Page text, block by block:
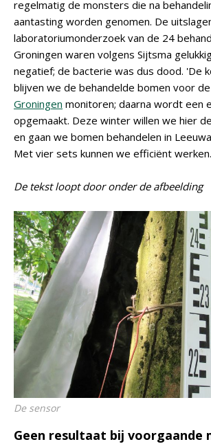
regelmatig de monsters die na
aantasting worden genomen. De
laboratoriumonderzoek van de 24
Groningen waren volgens Sijtsma
negatief; de bacterie was dus dood. 'De
blijven we de behandelde bomen voor de
Groningen monitoren; daarna wordt een
opgemaakt. Deze winter willen we hier
en gaan we bomen behandelen in
Met vier sets kunnen we efficiënt
De tekst loopt door onder de afbeelding
De sensor
Geen resultaat bij voorgaande